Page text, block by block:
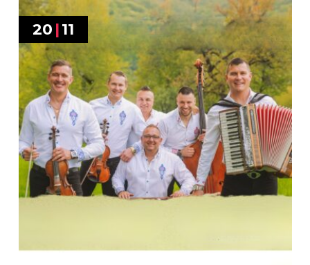
20 |11